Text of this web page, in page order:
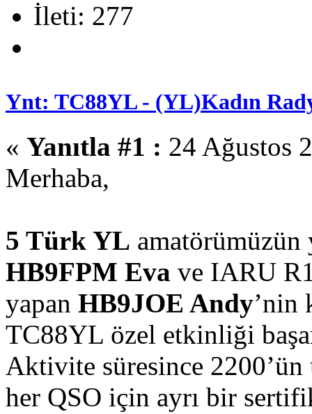
İleti: 277
Ynt: TC88YL - (YL)Kadın
« Yanıtla #1 : 24 Ağustos
Merhaba,
5 Türk YL amatörümüzün
HB9FPM Eva ve IARU
yapan HB9JOE Andy’nin
TC88YL özel etkinliği
Aktivite süresince 2200’ün
her QSO için ayrı bir